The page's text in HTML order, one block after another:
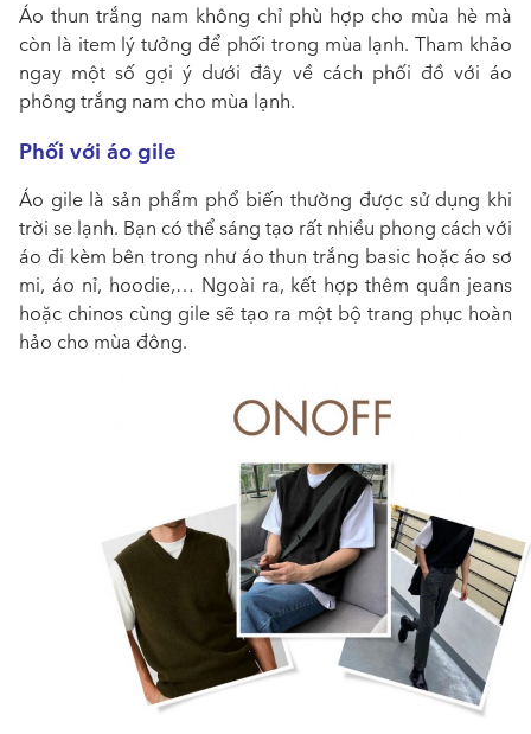
Áo thun trắng nam không chỉ phù hợp cho mùa hè mà
còn là item lý tưởng để phối trong mùa lạnh. Tham khảo
ngay một số gợi ý dưới đây về cách phối đồ với áo
phông trắng nam cho mùa lạnh.
Phối với áo gile
Áo gile là sản phẩm phổ biến thường được sử dụng khi
trời se lạnh. Bạn có thể sáng tạo rất nhiều phong cách với
áo đi kèm bên trong như áo thun trắng basic hoặc áo sơ
mi, áo nỉ, hoodie,… Ngoài ra, kết hợp thêm quần jeans
hoặc chinos cùng gile sẽ tạo ra một bộ trang phục hoàn
hảo cho mùa đông.